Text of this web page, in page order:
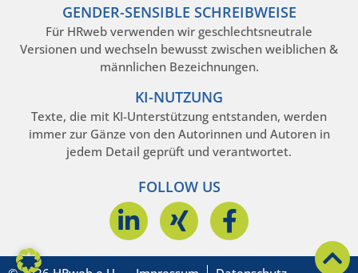
GENDER-SENSIBLE SCHREIBWEISE
Für HRweb verwenden wir geschlechtsneutrale
Versionen und wechseln bewusst zwischen weiblichen &
männlichen Bezeichnungen.
KI-NUTZUNG
Texte, die mit KI-Unterstützung entstanden, werden
immer zur Gänze von den Autorinnen und Autoren in
jedem Detail geprüft und verantwortet.
FOLLOW US